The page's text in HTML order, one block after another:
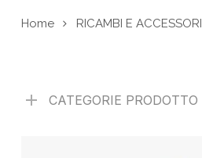
Home RICAMBI E ACCESSORI
CATEGORIE PRODOTTO